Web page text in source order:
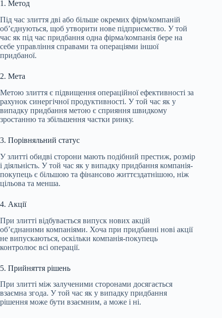
1. Метод
Під час злиття дві або більше окремих фірм/компаній
об’єднуються, щоб утворити нове підприємство. У той
час як під час придбання одна фірма/компанія бере на
себе управління справами та операціями іншої
придбаної.
2. Мета
Метою злиття є підвищення операційної ефективності за
рахунок синергічної продуктивності. У той час як у
випадку придбання метою є сприяння швидкому
зростанню та збільшення частки ринку.
3. Порівняльний статус
У злитті обидві сторони мають подібний престиж, розмір
і діяльність. У той час як у випадку придбання компанія-
покупець є більшою та фінансово життєздатнішою, ніж
цільова та менша.
4. Акції
При злитті відбувається випуск нових акцій
об’єднаними компаніями. Хоча при придбанні нові акції
не випускаються, оскільки компанія-покупець
контролює всі операції.
5. Прийняття рішень
При злитті між залученими сторонами досягається
взаємна згода. У той час як у випадку придбання
рішення може бути взаємним, а може і ні.